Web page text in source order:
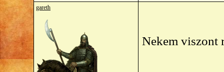
gareth
Nekem viszont